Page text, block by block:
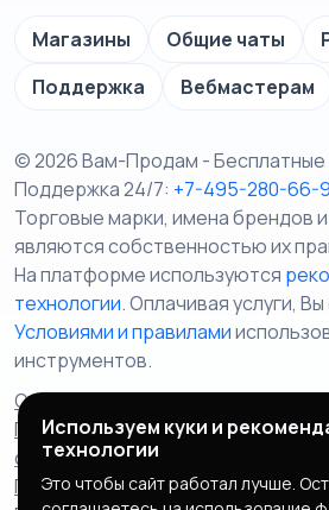
Магазины Общие чаты
Поддержка
Вебмастерам
© 2026 Вам-Продам - Бесплатные
Поддержка 24/7: +7-495-280-66-
Торговые марки, имена брендов
являются собственностью их
На платформе используются
технологии. Оплачивая услуги,
Условиями и правилами
инструментов.
Отказ от ответственности
Политика конфиденциальности
соглашение
Запрещенные
Правообладателям
Используем куки и
технологии
Это чтобы сайт работал лучше.